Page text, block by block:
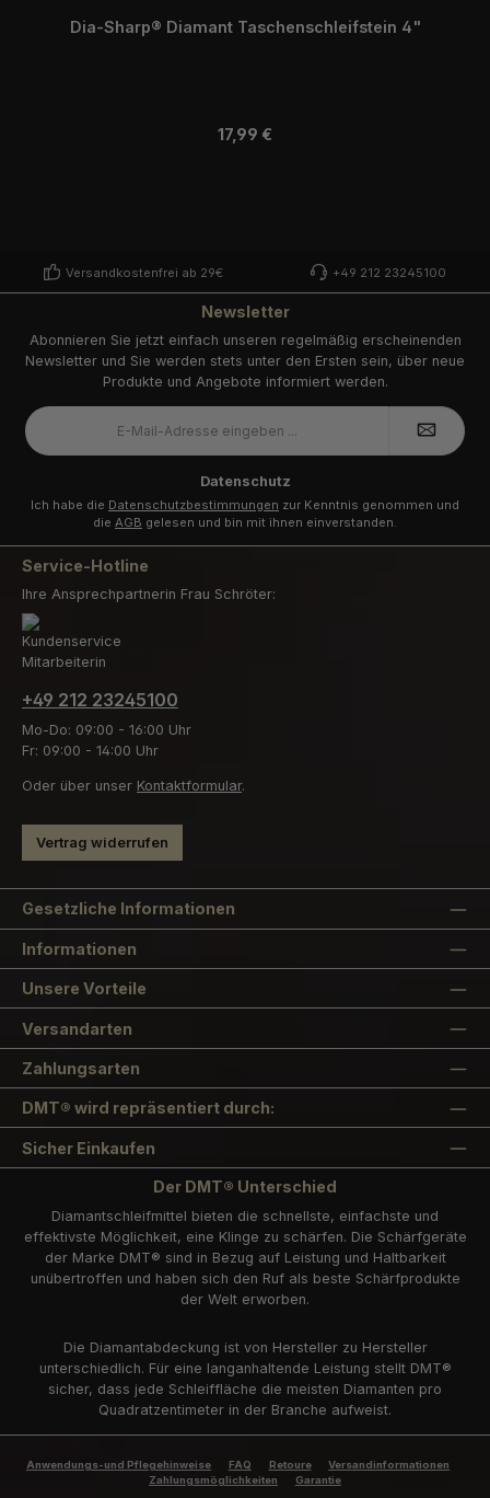
Dia-Sharp® Diamant Taschenschleifstein 4"
Regulärer Preis:
17,99 €
Versandkostenfrei ab 29€ +49 212 23245100
Newsletter
Abonnieren Sie jetzt einfach unseren regelmäßig erscheinenden
Newsletter und Sie werden stets unter den Ersten sein, über neue
Produkte und Angebote informiert werden.
E-
Mail-
Adresse
Datenschutz
Ich habe die Datenschutzbestimmungen zur Kenntnis genommen und
die AGB gelesen und bin mit ihnen einverstanden.
Service-Hotline
Ihre Ansprechpartnerin Frau Schröter:
+49 212 23245100
Mo-Do: 09:00 - 16:00 Uhr
Fr: 09:00 - 14:00 Uhr
Oder über unser Kontaktformular.
Vertrag widerrufen
Gesetzliche Informationen
Informationen
Unsere Vorteile
Versandarten
Zahlungsarten
DMT® wird repräsentiert durch:
Sicher Einkaufen
Der DMT® Unterschied
Diamantschleifmittel bieten die schnellste, einfachste und
effektivste Möglichkeit, eine Klinge zu schärfen. Die Schärfgeräte
der Marke DMT® sind in Bezug auf Leistung und Haltbarkeit
unübertroffen und haben sich den Ruf als beste Schärfprodukte
der Welt erworben.
Die Diamantabdeckung ist von Hersteller zu Hersteller
unterschiedlich. Für eine langanhaltende Leistung stellt DMT®
sicher, dass jede Schleiffläche die meisten Diamanten pro
Quadratzentimeter in der Branche aufweist.
Anwendungs-und Pflegehinweise FAQ Retoure
Versandinformationen
Zahlungsmöglichkeiten
Garantie